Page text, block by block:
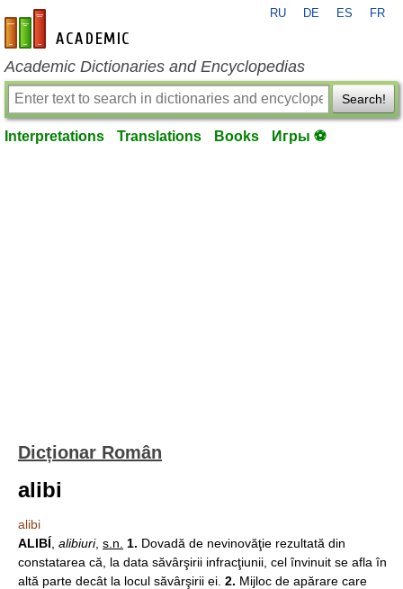
en-academic.com
RU DE ES FR
Academic Dictionaries and Encyclopedias
Search!
Interpretations Translations Books Игры ⚽
Dicționar Român
alibi
alibi
ALIBÍ alibiuri, s.n. 1. Dovadă de nevinovăţie rezultată din
constatarea că, la data săvârşirii infracţiunii, cel învinuit se afla în
altă parte decât la locul săvârşirii ei. 2. Mijloc de apărare care